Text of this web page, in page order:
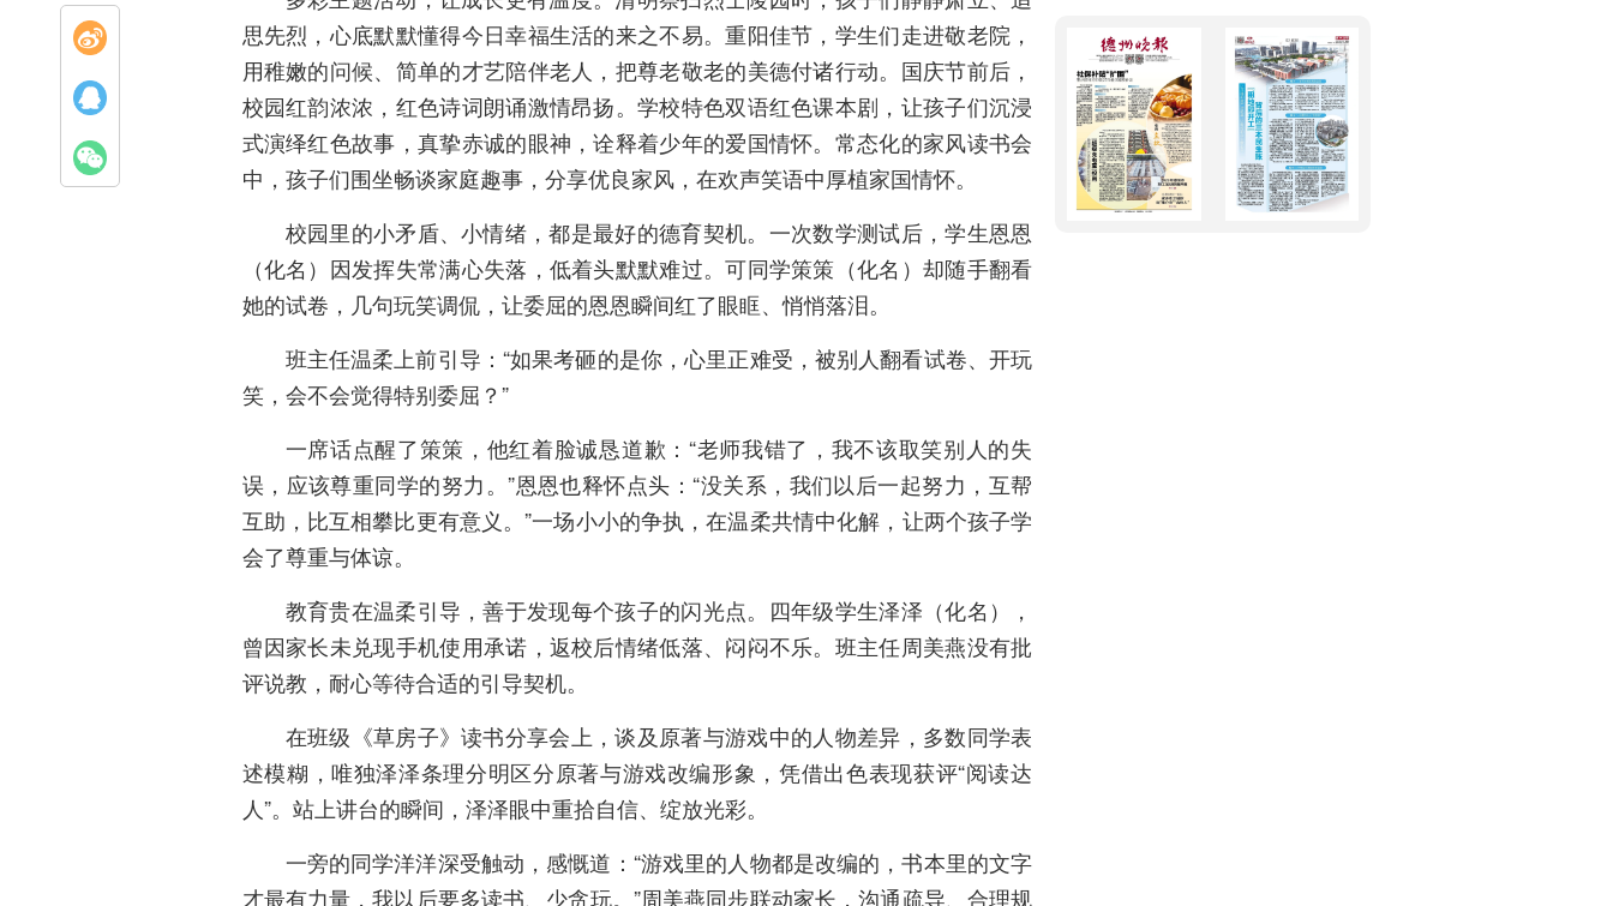
思先烈，心底默默懂得今日幸福生活的来之不易。重阳佳节，学生们走进敬老院，
用稚嫩的问候、简单的才艺陪伴老人，把尊老敬老的美德付诸行动。国庆节前后，
校园红韵浓浓，红色诗词朗诵激情昂扬。学校特色双语红色课本剧，让孩子们沉浸
式演绎红色故事，真挚赤诚的眼神，诠释着少年的爱国情怀。常态化的家风读书会
中，孩子们围坐畅谈家庭趣事，分享优良家风，在欢声笑语中厚植家国情怀。
校园里的小矛盾、小情绪，都是最好的德育契机。一次数学测试后，学生恩恩
（化名）因发挥失常满心失落，低着头默默难过。可同学策策（化名）却随手翻看
她的试卷，几句玩笑调侃，让委屈的恩恩瞬间红了眼眶、悄悄落泪。
班主任温柔上前引导：“如果考砸的是你，心里正难受，被别人翻看试卷、开玩
笑，会不会觉得特别委屈？”
一席话点醒了策策，他红着脸诚恳道歉：“老师我错了，我不该取笑别人的失
误，应该尊重同学的努力。”恩恩也释怀点头：“没关系，我们以后一起努力，互帮
互助，比互相攀比更有意义。”一场小小的争执，在温柔共情中化解，让两个孩子学
会了尊重与体谅。
教育贵在温柔引导，善于发现每个孩子的闪光点。四年级学生泽泽（化名），
曾因家长未兑现手机使用承诺，返校后情绪低落、闷闷不乐。班主任周美燕没有批
评说教，耐心等待合适的引导契机。
在班级《草房子》读书分享会上，谈及原著与游戏中的人物差异，多数同学表
述模糊，唯独泽泽条理分明区分原著与游戏改编形象，凭借出色表现获评“阅读达
人”。站上讲台的瞬间，泽泽眼中重拾自信、绽放光彩。
一旁的同学洋洋深受触动，感慨道：“游戏里的人物都是改编的，书本里的文字
才最有力量，我以后要多读书、少贪玩。”周美燕同步联动家长，沟通疏导、合理规